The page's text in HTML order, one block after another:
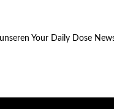
Your Daily Dose